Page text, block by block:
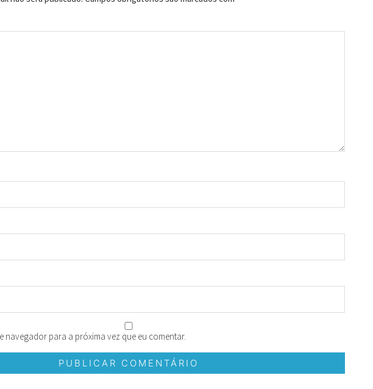
navegador para a próxima vez que eu comentar.